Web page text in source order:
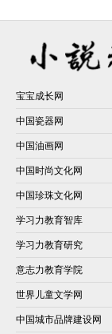
宝宝成长网
中国瓷器网
中国油画网
中国时尚文化网
中国珍珠文化网
学习力教育智库
学习力教育研究
意志力教育学院
世界儿童文学网
中国城市品牌建设网